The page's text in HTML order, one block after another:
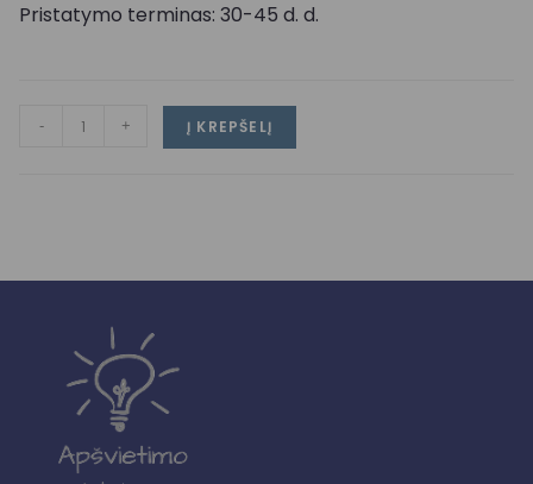
Pristatymo terminas: 30-45 d. d.
- + Į KREPŠELĮ